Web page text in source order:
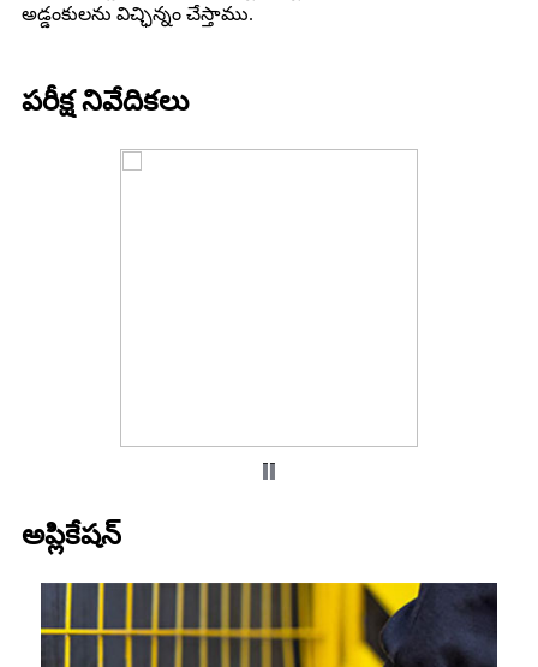
అడ్డంకులను విచ్ఛిన్నం చేస్తాము.
పరీక్ష నివేదికలు
అప్లికేషన్